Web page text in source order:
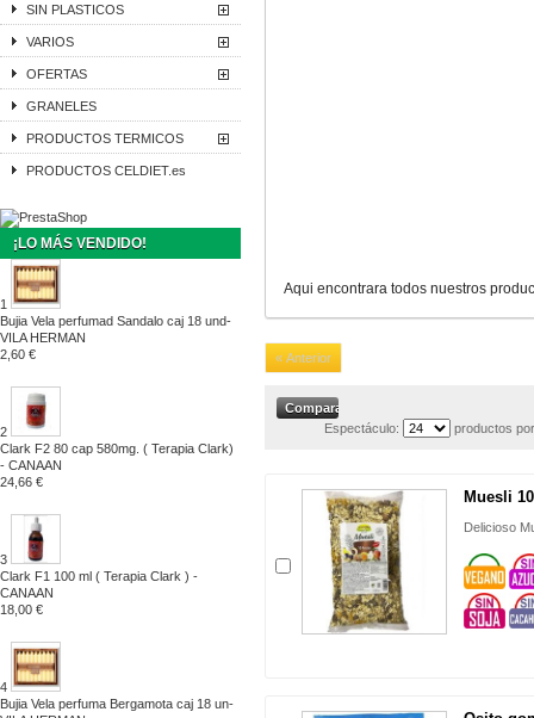
SIN PLASTICOS
VARIOS
OFERTAS
GRANELES
PRODUCTOS TERMICOS
PRODUCTOS CELDIET.es
¡LO MÁS VENDIDO!
1
Bujia Vela perfumad Sandalo caj 18 und-
VILA HERMAN
2,60 €
2
Clark F2 80 cap 580mg. ( Terapia Clark)
- CANAAN
24,66 €
3
Clark F1 100 ml ( Terapia Clark ) -
CANAAN
18,00 €
4
Bujia Vela perfuma Bergamota caj 18 un-
Aqui encontrara todos nuestros
« Anterior
Espectáculo: productos
Muesli
Delicioso